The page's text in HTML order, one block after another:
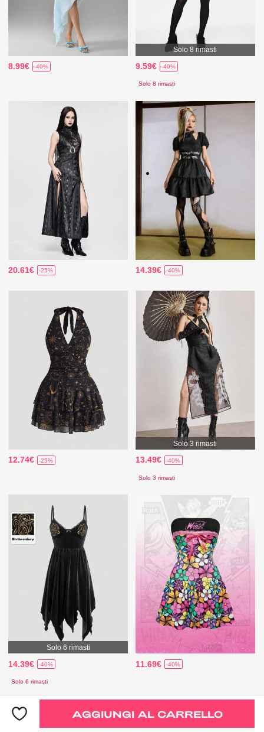
8.99€ -40%
Solo 8 rimasti
9.59€ -40%
Solo 8 rimasti
20.61€ -25% 14.39€ -40%
12.74€ -25%
Solo 3 rimasti
13.49€ -40%
Solo 3 rimasti
Solo 6 rimasti
14.39€ -40%
Solo 6 rimasti
11.69€ -40%
AGGIUNGI AL CARRELLO